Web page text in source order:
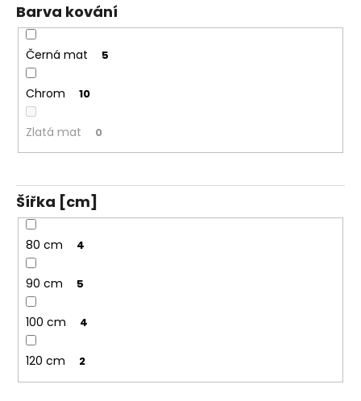
Barva kování
Černá mat 5
Chrom 10
Zlatá mat 0
Šířka [cm]
80 cm 4
90 cm 5
100 cm 4
120 cm 2